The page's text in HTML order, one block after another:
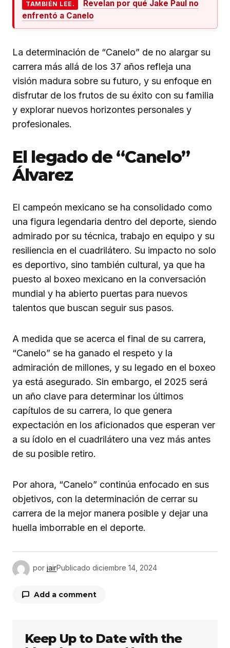
TAMBIÉN LEE.
Revelan por qué Jake Paul no
enfrentó a Canelo
La determinación de “Canelo” de no alargar su
carrera más allá de los 37 años refleja una
visión madura sobre su futuro, y su enfoque en
disfrutar de los frutos de su éxito con su familia
y explorar nuevos horizontes personales y
profesionales.
El legado de “Canelo”
Álvarez
El campeón mexicano se ha consolidado como
una figura legendaria dentro del deporte, siendo
admirado por su técnica, trabajo en equipo y su
resiliencia en el cuadrilátero. Su impacto no solo
es deportivo, sino también cultural, ya que ha
puesto al boxeo mexicano en la conversación
mundial y ha abierto puertas para nuevos
talentos que buscan seguir sus pasos.
A medida que se acerca el final de su carrera,
“Canelo” se ha ganado el respeto y la
admiración de millones, y su legado en el boxeo
ya está asegurado. Sin embargo, el 2025 será
un año clave para determinar los últimos
capítulos de su carrera, lo que genera
expectación en los aficionados que esperan ver
a su ídolo en el cuadrilátero una vez más antes
de su posible retiro.
Por ahora, “Canelo” continúa enfocado en sus
objetivos, con la determinación de cerrar su
carrera de la mejor manera posible y dejar una
huella imborrable en el deporte.
por jairPublicado diciembre 14, 2024
Add a comment
Tu dirección de correo electrónico no será
Keep Up to Date with the